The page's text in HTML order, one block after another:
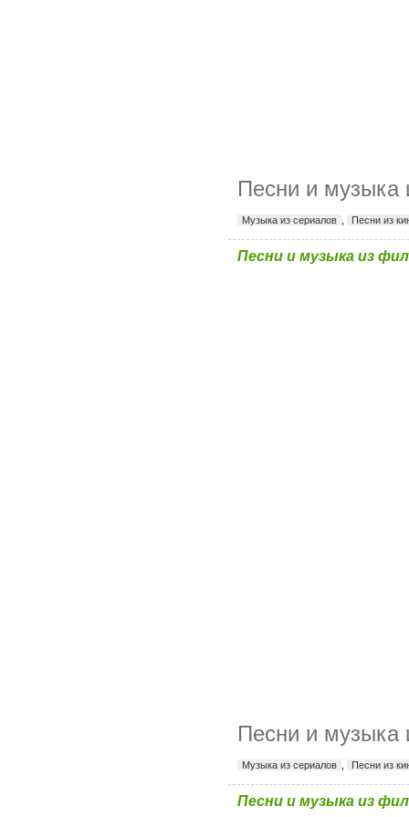
Песни и
Музыка из сериалов Песни из
Песни и музыка из
Песни и
Музыка из сериалов Песни из
Песни и музыка из